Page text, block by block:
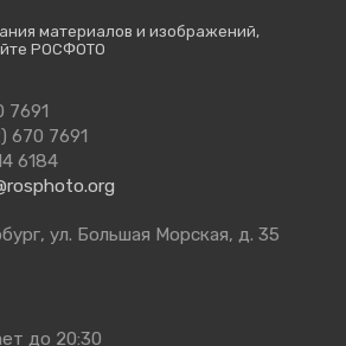
материалов и изображений,
РОСФОТО
7691
670 7691
6184
ул. Большая Морская, д. 35
до 20:30